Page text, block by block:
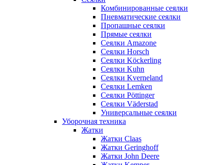
Комбинированные сеялки
Пневматические сеялки
Пропашные сеялки
Прямые сеялки
Сеялки Amazone
Сеялки Horsch
Сеялки Köckerling
Сеялки Kuhn
Сеялки Kverneland
Сеялки Lemken
Сеялки Pöttinger
Сеялки Väderstad
Универсальные сеялки
Уборочная техника
Жатки
Жатки Claas
Жатки Geringhoff
Жатки John Deere